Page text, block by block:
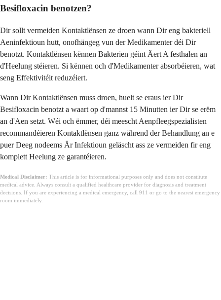
Besifloxacin benotzen?
Dir sollt vermeiden Kontaktlënsen ze droen wann Dir eng bakteriell
Aeninfektioun hutt, onofhängeg vun der Medikamenter déi Dir
benotzt. Kontaktlënsen kënnen Bakterien géint Äert A festhalen an
d'Heelung stéieren. Si kënnen och d'Medikamenter absorbéieren, wat
seng Effektivitéit reduzéiert.
Wann Dir Kontaktlënsen muss droen, huelt se eraus ier Dir
Besifloxacin benotzt a waart op d'mannst 15 Minutten ier Dir se erëm
an d'Aen setzt. Wéi och ëmmer, déi meescht Aenpfleegspezialisten
recommandéieren Kontaktlënsen ganz während der Behandlung an e
puer Deeg nodeems Är Infektioun geläscht ass ze vermeiden fir eng
komplett Heelung ze garantéieren.
Medical Disclaimer: This article is for informational purposes only and does not constitute
medical advice. Always consult a qualified healthcare provider for diagnosis and treatment
decisions. If you are experiencing a medical emergency, call 911 or go to the nearest emergency
room immediately.